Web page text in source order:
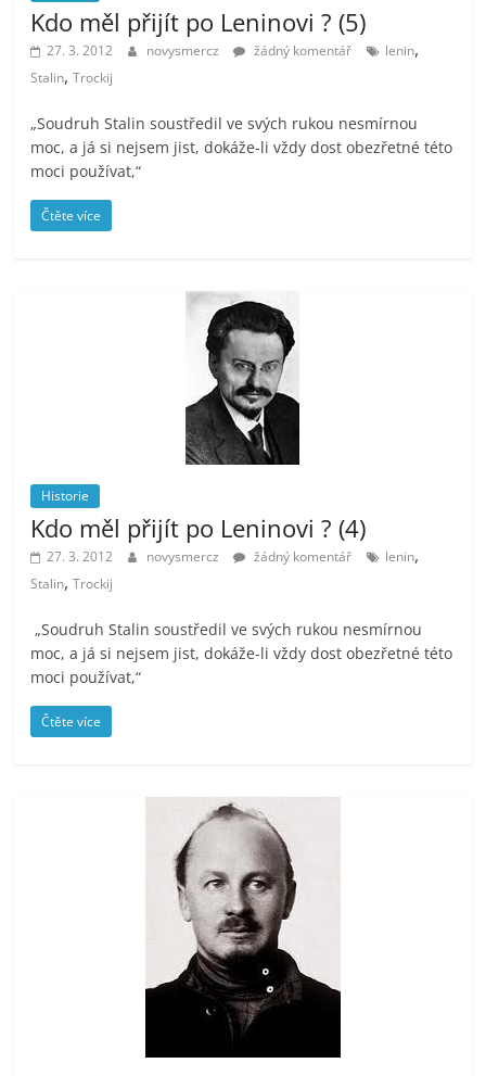
Kdo měl přijít po Leninovi ? (5)
27. 3. 2012 novysmercz žádný komentář lenin,
Stalin,Trockij
„Soudruh Stalin soustředil ve svých rukou nesmírnou
moc, a já si nejsem jist, dokáže-li vždy dost obezřetné této
moci používat,“
Čtěte více
Historie
Kdo měl přijít po Leninovi ? (4)
27. 3. 2012 novysmercz žádný komentář lenin,
Stalin,Trockij
„Soudruh Stalin soustředil ve svých rukou nesmírnou
moc, a já si nejsem jist, dokáže-li vždy dost obezřetné této
moci používat,“
Čtěte více